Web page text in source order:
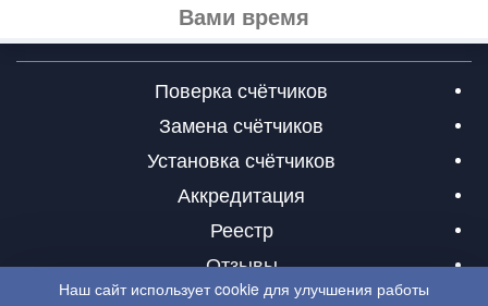
Вами время
Поверка счётчиков
Замена счётчиков
Установка счётчиков
Аккредитация
Реестр
Отзывы
Контакты
Наш сайт использует cookie для улучшения работы